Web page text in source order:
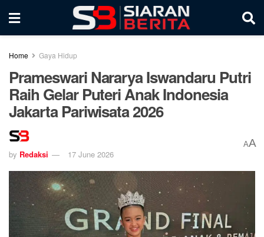
Home Gaya Hidup
Prameswari Nararya Iswandaru Putri
Raih Gelar Puteri Anak Indonesia
Jakarta Pariwisata 2026
by Redaksi 17 June 2026
AA